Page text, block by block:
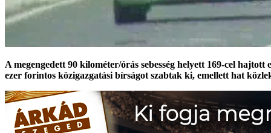
A megengedett 90 kilométer/órás sebesség helyett 169-cel
ezer forintos közigazgatási bírságot szabtak ki, emellett hat